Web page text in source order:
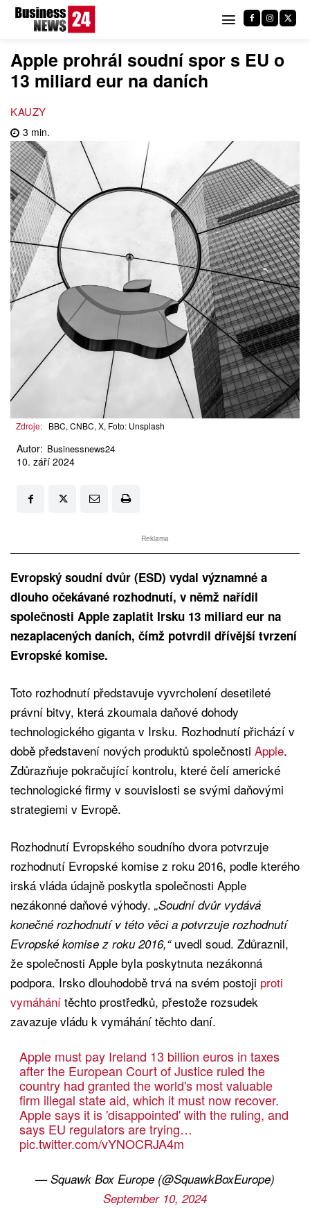
Apple prohrál soudní spor s EU o
13 miliard eur na daních
KAUZY
3 min.
Zdroje: BBC, CNBC, X, Foto: Unsplash
Autor: Businessnews24
10. září 2024
Reklama
Evropský soudní dvůr (ESD) vydal významné a
dlouho očekávané rozhodnutí, v němž nařídil
společnosti Apple zaplatit Irsku 13 miliard eur na
nezaplacených daních, čímž potvrdil dřívější tvrzení
Evropské komise.
Toto rozhodnutí představuje vyvrcholení desetileté
právní bitvy, která zkoumala daňové dohody
technologického giganta v Irsku. Rozhodnutí přichází v
době představení nových produktů společnosti Apple.
Zdůrazňuje pokračující kontrolu, které čelí americké
technologické firmy v souvislosti se svými daňovými
strategiemi v Evropě.
Rozhodnutí Evropského soudního dvora potvrzuje
rozhodnutí Evropské komise z roku 2016, podle kterého
irská vláda údajně poskytla společnosti Apple
nezákonné daňové výhody. „Soudní dvůr vydává
konečné rozhodnutí v této věci a potvrzuje rozhodnutí
Evropské komise z roku 2016,“uvedl soud. Zdůraznil,
že společnosti Apple byla poskytnuta nezákonná
podpora. Irsko dlouhodobě trvá na svém postoji proti
vymáhání těchto prostředků, přestože rozsudek
zavazuje vládu k vymáhání těchto daní.
Apple must pay Ireland 13 billion euros in taxes
after the European Court of Justice ruled the
country had granted the world's most valuable
firm illegal state aid, which it must now recover.
Apple says it is 'disappointed' with the ruling, and
says EU regulators are trying…
pic.twitter.com/vYNOCRJA4m
— Squawk Box Europe (@SquawkBoxEurope)
September 10, 2024